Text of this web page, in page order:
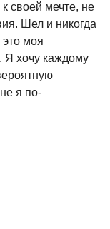
своей мечте, не
Шел и никогда
моя
Я хочу каждому
я по-